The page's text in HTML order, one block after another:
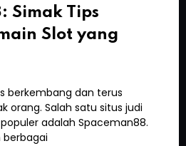
Simak Tips
Slot yang
berkembang dan terus
orang. Salah satu situs judi
adalah Spaceman88.
berbagai